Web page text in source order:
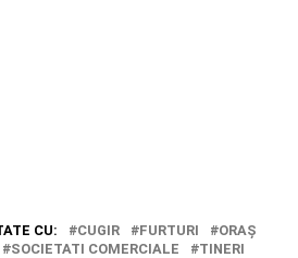
CU: CUGIR FURTURI
ORAŞ
SOCIETATI COMERCIALE TINERI